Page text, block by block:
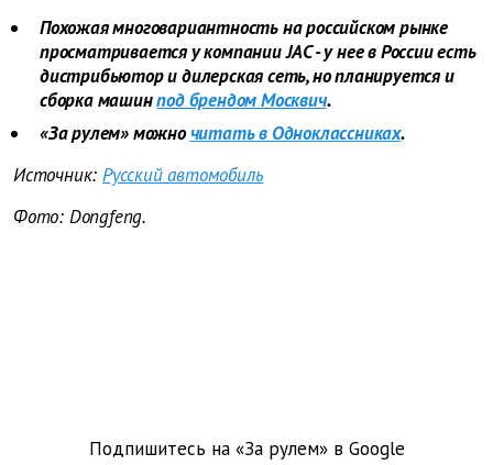
Похожая многовариантность на российском рынке
просматривается у компании JAC - у нее в России есть
дистрибьютор и дилерская сеть, но планируется и
сборка машинпод брендом Москвич.
«За рулем» можно читать в Одноклассниках.
Источник: Русский автомобиль
Фото: Dongfeng.
Подпишитесь на «За рулем» в Google